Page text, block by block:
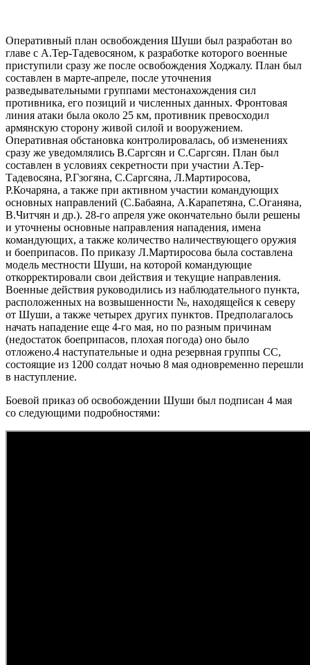
Оперативный план освобождения Шуши был разработан во
главе с А.Тер-Тадевосяном, к разработке которого военные
приступили сразу же после освобождения Ходжалу. План был
составлен в марте-апреле, после уточнения
разведывательными группами местонахождения сил
противника, его позиций и численных данных. Фронтовая
линия атаки была около 25 км, противник превосходил
армянскую сторону живой силой и вооружением.
Оперативная обстановка контролировалась, об изменениях
сразу же уведомлялись В.Саргсян и С.Саргсян. План был
составлен в условиях секретности при участии А.Тер-
Тадевосяна, Р.Гзогяна, С.Саргсяна, Л.Мартиросова,
Р.Кочаряна, а также при активном участии командующих
основных направлений (С.Бабаяна, А.Карапетяна, С.Оганяна,
В.Читчян и др.). 28-го апреля уже окончательно были решены
и уточнены основные направления нападения, имена
командующих, а также количество наличествующего оружия
и боеприпасов. По приказу Л.Мартиросова была составлена
модель местности Шуши, на которой командующие
откорректировали свои действия и текущие направления.
Военные действия руководились из наблюдательного пункта,
расположенных на возвышенности №, находящейся к северу
от Шуши, а также четырех других пунктов. Предполагалось
начать нападение еще 4-го мая, но по разным причинам
(недостаток боеприпасов, плохая погода) оно было
отложено.4 наступательные и одна резервная группы СС,
состоящие из 1200 солдат ночью 8 мая одновременно перешли
в наступление.
Боевой приказ об освобождении Шуши был подписан 4 мая
со следующими подробностями: